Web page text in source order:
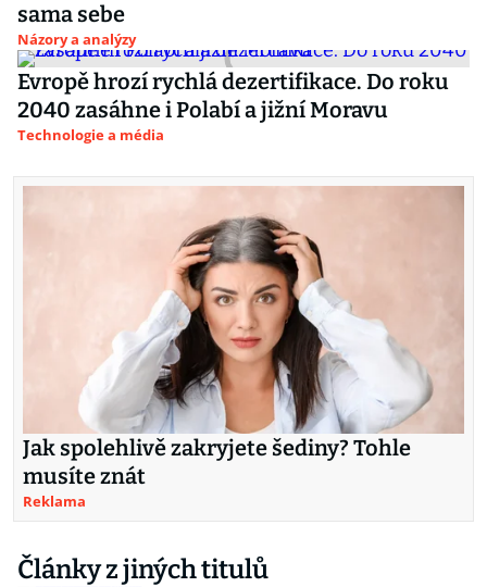
sama sebe
Názory a analýzy
Evropě hrozí rychlá dezertifikace. Do roku
2040 zasáhne i Polabí a jižní Moravu
Technologie a média
Jak spolehlivě zakryjete šediny? Tohle
musíte znát
Reklama
Články z jiných titulů